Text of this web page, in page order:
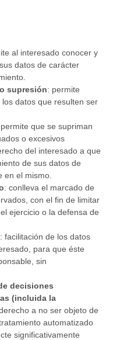
al interesado conocer y
datos de carácter
supresión: permite
datos que resulten ser
que se supriman
o excesivos
del interesado a que
de sus datos de
en el mismo.
: conlleva el marcado de
con el fin de limitar
ejercicio o la defensa de
: facilitación de los datos
para que éste
sin
decisiones
(incluida la
a no ser objeto de
automatizado
significativamente